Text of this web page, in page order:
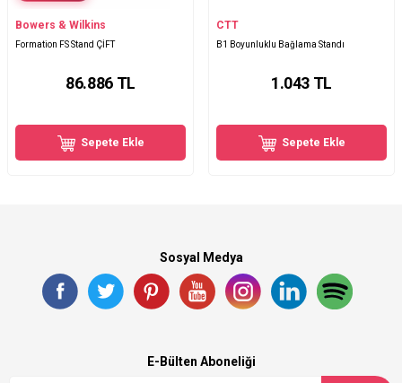
Bowers & Wilkins
Formation FS Stand ÇİFT
86.886TL
Sepete Ekle
CTT
B1 Boyunluklu Bağlama Standı
1.043 TL
Sepete Ekle
Sosyal Medya
E-Bülten Aboneliği